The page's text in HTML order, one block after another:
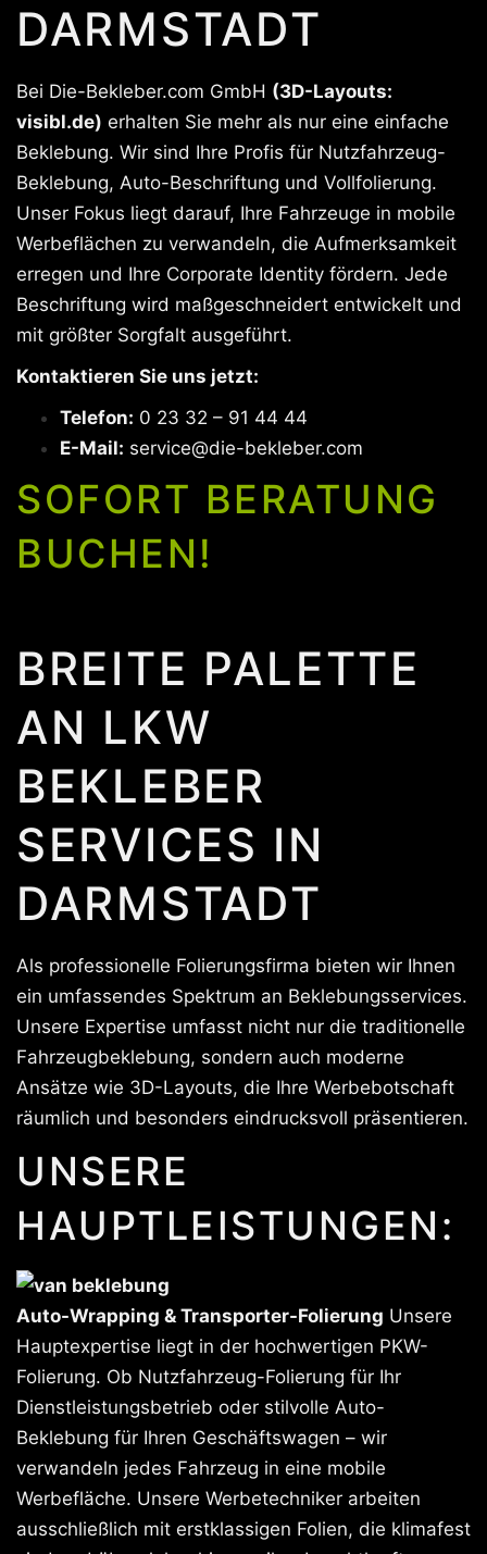
DARMSTADT
Bei Die-Bekleber.com GmbH (3D-Layouts:
visibl.de) erhalten Sie mehr als nur eine einfache
Beklebung. Wir sind Ihre Profis für Nutzfahrzeug-
Beklebung, Auto-Beschriftung und Vollfolierung.
Unser Fokus liegt darauf, Ihre Fahrzeuge in mobile
Werbeflächen zu verwandeln, die Aufmerksamkeit
erregen und Ihre Corporate Identity fördern. Jede
Beschriftung wird maßgeschneidert entwickelt und
mit größter Sorgfalt ausgeführt.
Kontaktieren Sie uns jetzt:
Telefon: 0 23 32 – 91 44 44
E-Mail: service@die-bekleber.com
SOFORT BERATUNG
BUCHEN!
BREITE PALETTE
AN LKW
BEKLEBER
SERVICES IN
DARMSTADT
Als professionelle Folierungsfirma bieten wir Ihnen
ein umfassendes Spektrum an Beklebungsservices.
Unsere Expertise umfasst nicht nur die traditionelle
Fahrzeugbeklebung, sondern auch moderne
Ansätze wie 3D-Layouts, die Ihre Werbebotschaft
räumlich und besonders eindrucksvoll präsentieren.
UNSERE
HAUPTLEISTUNGEN:
Auto-Wrapping & Transporter-Folierung Unsere
Hauptexpertise liegt in der hochwertigen PKW-
Folierung. Ob Nutzfahrzeug-Folierung für Ihr
Dienstleistungsbetrieb oder stilvolle Auto-
Beklebung für Ihren Geschäftswagen – wir
verwandeln jedes Fahrzeug in eine mobile
Werbefläche. Unsere Werbetechniker arbeiten
ausschließlich mit erstklassigen Folien, die klimafest